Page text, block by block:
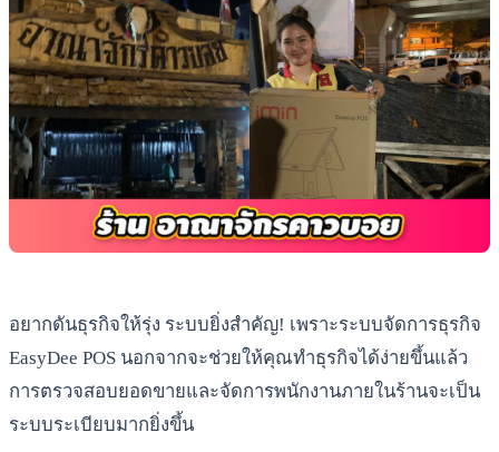
อยากดันธุรกิจให้รุ่ง ระบบยิ่งสำคัญ! เพราะระบบจัดการธุรกิจ
EasyDee POS นอกจากจะช่วยให้คุณทำธุรกิจได้ง่ายขึ้นแล้ว
การตรวจสอบยอดขายและจัดการพนักงานภายในร้านจะเป็น
ระบบระเบียบมากยิ่งขึ้น